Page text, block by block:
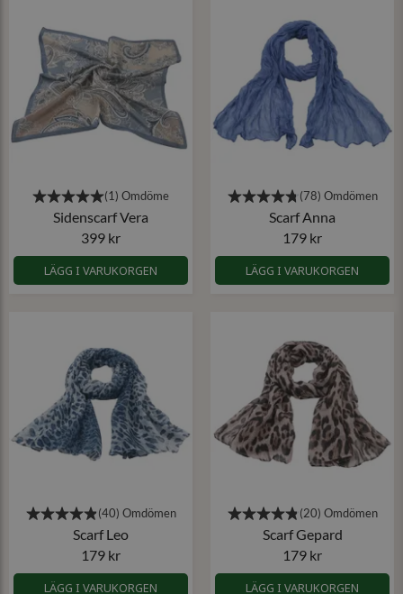
Sidenscarf Vera
399 kr
LÄGG I VARUKORGEN
Scarf Anna
179 kr
LÄGG I VARUKORGEN
Scarf Leo
179 kr
LÄGG I VARUKORGEN
Scarf Gepard
179 kr
LÄGG I VARUKORGEN